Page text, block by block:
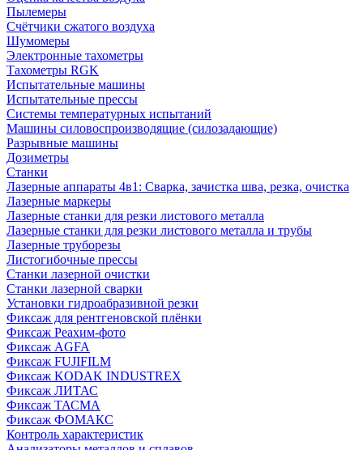
Пылемеры
Счётчики сжатого воздуха
Шумомеры
Электронные тахометры
Тахометры RGK
Испытательные машины
Испытательные прессы
Системы температурных испытаний
Машины силовоспроизводящие (силозадающие)
Разрывные машины
Дозиметры
Станки
Лазерные аппараты 4в1: Сварка, зачистка шва, резка, очистка
Лазерные маркеры
Лазерные станки для резки листового металла
Лазерные станки для резки листового металла и трубы
Лазерные труборезы
Листогибочные прессы
Станки лазерной очистки
Станки лазерной сварки
Установки гидроабразивной резки
Фиксаж для рентгеновской плёнки
Фиксаж Реахим-фото
Фиксаж AGFA
Фиксаж FUJIFILM
Фиксаж KODAK INDUSTREX
Фиксаж ЛИТАС
Фиксаж ТАСМА
Фиксаж ФОМАКС
Контроль характеристик